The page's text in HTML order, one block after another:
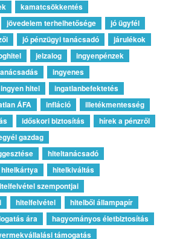
kamatcsökkentés
jövedelem terhelhetősége
jó ügyfél
jó pénzügyi tanácsadó
járulékok
jelzalog
ingyenpénzek
ingyenes
ingyen hitel
ingatlanbefektetés
ÁFA infláció
illetékmentesség
időskori biztosítás
hírek a pénzről
gazdag
hiteltanácsadó
hitelkártya
hitelkiváltás
szempontjai
hitelfelvétel
hitelből állampapír
ára
hagyományos életbiztosítás
támogatás